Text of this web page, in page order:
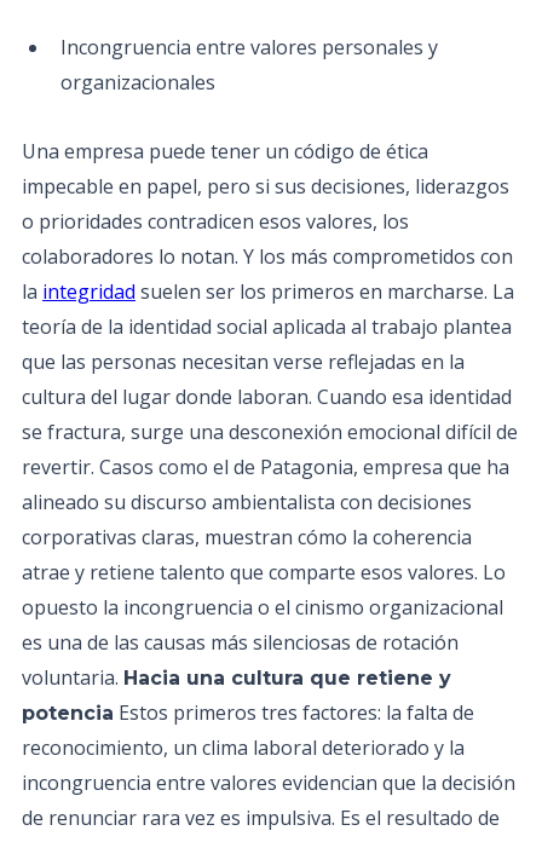
Incongruencia entre valores personales y
organizacionales
Una empresa puede tener un código de ética
impecable en papel, pero si sus decisiones, liderazgos
o prioridades contradicen esos valores, los
colaboradores lo notan. Y los más comprometidos con
la integridad suelen ser los primeros en marcharse. La
teoría de la identidad social aplicada al trabajo plantea
que las personas necesitan verse reflejadas en la
cultura del lugar donde laboran. Cuando esa identidad
se fractura, surge una desconexión emocional difícil de
revertir. Casos como el de Patagonia, empresa que ha
alineado su discurso ambientalista con decisiones
corporativas claras, muestran cómo la coherencia
atrae y retiene talento que comparte esos valores. Lo
opuesto la incongruencia o el cinismo organizacional
es una de las causas más silenciosas de rotación
voluntaria. Hacia una cultura que retiene y
potencia Estos primeros tres factores: la falta de
reconocimiento, un clima laboral deteriorado y la
incongruencia entre valores evidencian que la decisión
de renunciar rara vez es impulsiva. Es el resultado de